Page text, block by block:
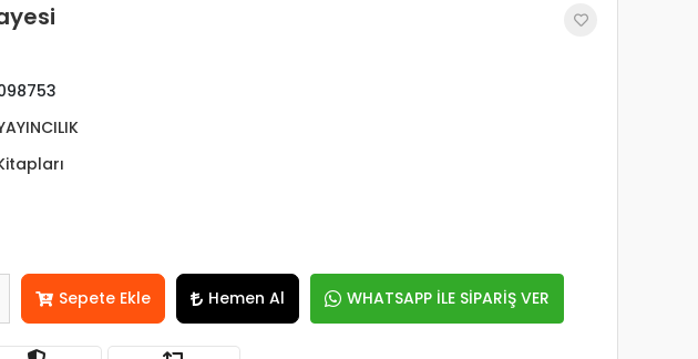
Sepete Ekle Hemen Al WHATSAPP İLE SİPARİŞ VER